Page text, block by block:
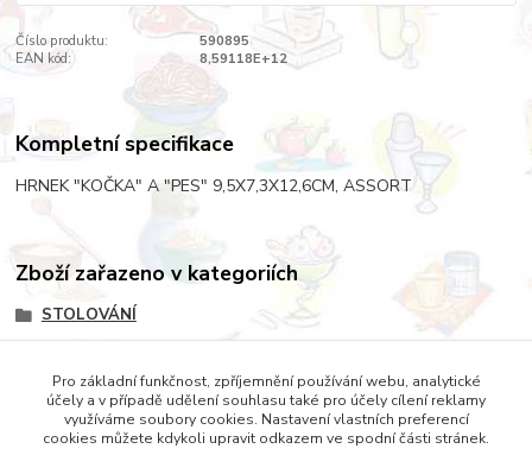
Číslo produktu:
590895
EAN kód:
8,59118E+12
Kompletní specifikace
HRNEK "KOČKA" A "PES" 9,5X7,3X12,6CM, ASSORT
Zboží zařazeno v kategoriích
STOLOVÁNÍ
HRNKY
Pro základní funkčnost, zpříjemnění používání webu, analytické
účely a v případě udělení souhlasu také pro účely cílení reklamy
využíváme soubory cookies. Nastavení vlastních preferencí
cookies můžete kdykoli upravit odkazem ve spodní části stránek.